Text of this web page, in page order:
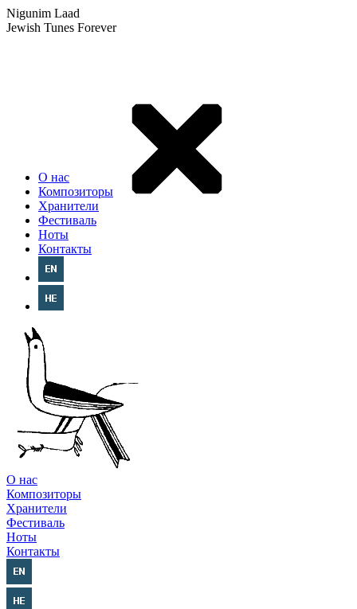
Nigunim Laad
Jewish Tunes Forever
О нас
Композиторы
Хранители
Фестиваль
Ноты
Контакты
О нас
Композиторы
Хранители
Фестиваль
Ноты
Контакты